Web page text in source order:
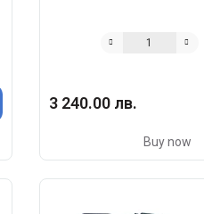
3 240.00 лв.
Buy now